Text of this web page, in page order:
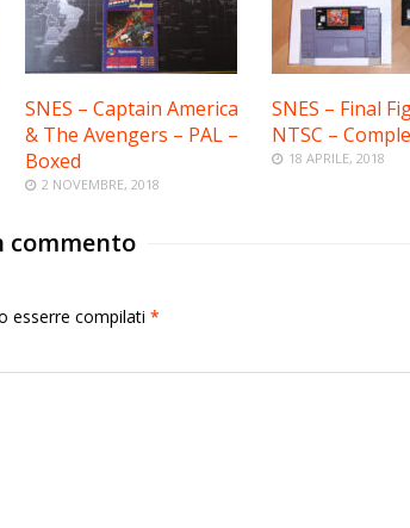
SNES – Captain America
& The Avengers – PAL –
Boxed
2 NOVEMBRE, 2018
SNES – Final
NTSC –
18 APRILE, 2018
commento
esserre compilati *